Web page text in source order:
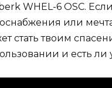
WHEL-6 OSC.
или
стать твоим
и есть